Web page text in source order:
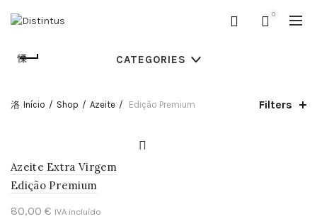
0
CATEGORIES
Início Shop Azeite Edição Premium Filters
Azeite Extra Virgem
Edição Premium
80,00 € IVA incluído